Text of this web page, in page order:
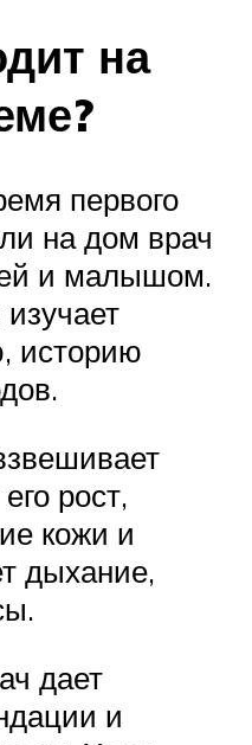
на
первого
на дом врач
и малышом.
историю
рост,
кожи и
дыхание,
дает
и